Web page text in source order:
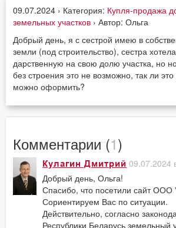
09.07.2024 › Категория: Купля-продажа
земельных участков › Автор: Ольга
Добрый день, я с сестрой имею в
земли (под строительство), сестра
дарственную на свою долю участка, но
без строения это не возможно, так ли
можно оформить?
Комментарии (1)
Кулагин Дмитрий 09.07.2024
Добрый день, Ольга!
Спасибо, что посетили сайт ООО
Сориентируем Вас по ситуации.
Действительно, согласно
Республики Беларусь земельный